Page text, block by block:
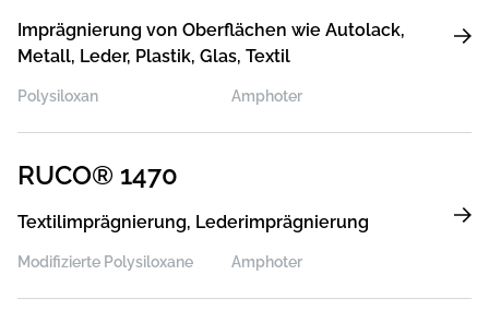
Imprägnierung von Oberflächen wie Autolack,
Metall, Leder, Plastik, Glas, Textil
Polysiloxan Amphoter
RUCO® 1470
Textilimprägnierung, Lederimprägnierung
Modifizierte Polysiloxane Amphoter